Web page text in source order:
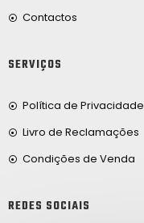
Contactos
SERVIÇOS
Política de Privacidade
Livro de Reclamações
Condições de Venda
REDES SOCIAIS